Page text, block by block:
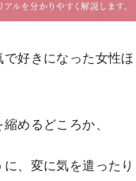
好きになった女性
めるどころか、
、変に気を遣った